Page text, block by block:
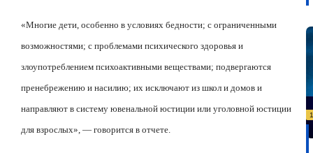
«Многие дети, особенно в условиях бедности; с ограниченными
возможностями; с проблемами психического здоровья и
злоупотреблением психоактивными веществами; подвергаются
пренебрежению и насилию; их исключают из школ и домов и
направляют в систему ювенальной юстиции или уголовной юстиции
для взрослых», — говорится в отчете.